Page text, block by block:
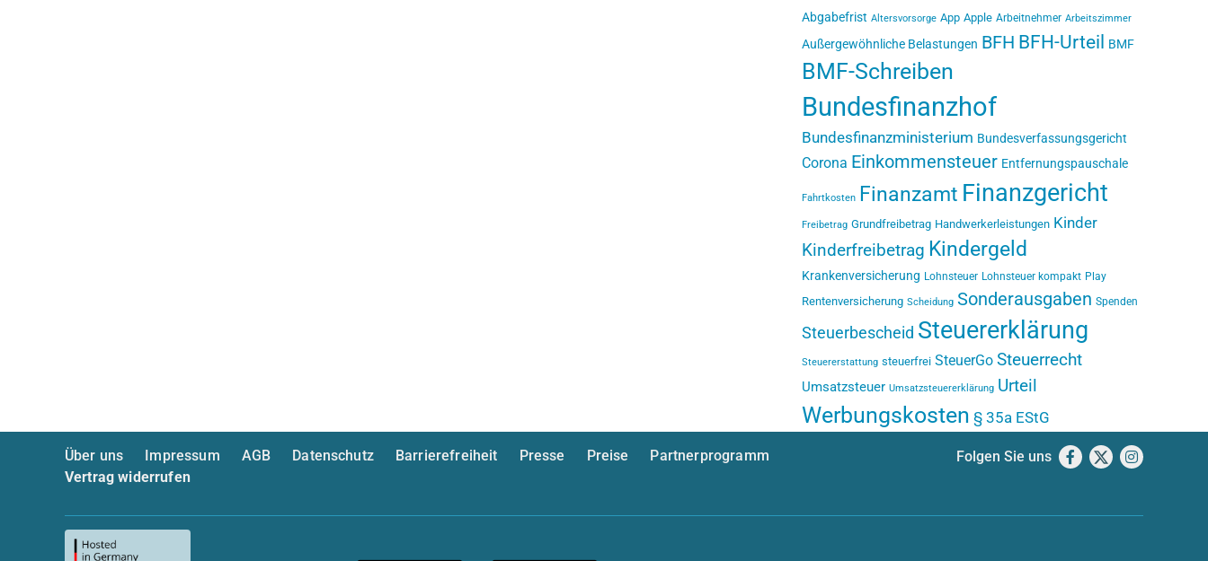
Abgabefrist Altersvorsorge App Apple Arbeitnehmer Arbeitszimmer
Außergewöhnliche Belastungen BFH BFH-Urteil BMF
BMF-Schreiben
Bundesfinanzhof
Bundesfinanzministerium Bundesverfassungsgericht
Corona Einkommensteuer Entfernungspauschale
Fahrtkosten Finanzamt Finanzgericht
Freibetrag Grundfreibetrag Handwerkerleistungen Kinder
Kinderfreibetrag Kindergeld
Krankenversicherung Lohnsteuer Lohnsteuer kompakt Play
Rentenversicherung Scheidung Sonderausgaben Spenden
Steuerbescheid Steuererklärung
Steuererstattung steuerfrei SteuerGo Steuerrecht
Umsatzsteuer Umsatzsteuererklärung Urteil
Werbungskosten § 35a EStG
Über uns Impressum AGB Datenschutz Barrierefreiheit Presse Preise
Partnerprogramm
Vertrag widerrufen
Folgen Sie uns Facebook
X Instagram